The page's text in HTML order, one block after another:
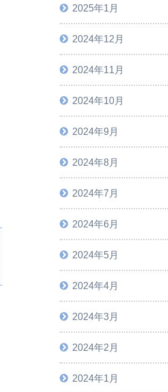
2025年1月
2024年12月
2024年11月
2024年10月
2024年9月
2024年8月
2024年7月
2024年6月
2024年5月
2024年4月
2024年3月
2024年2月
2024年1月